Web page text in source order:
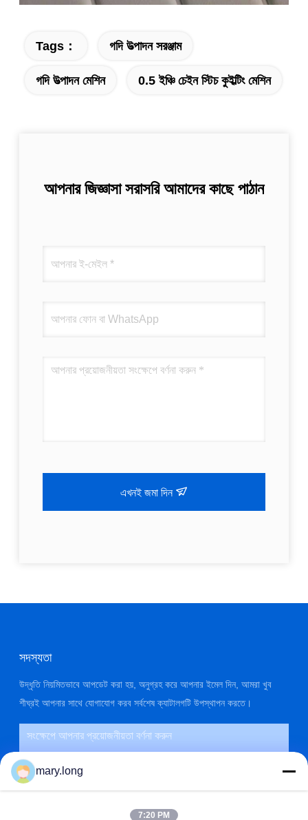
Tags： গদি উত্পাদন সরঞ্জাম
গদি উত্পাদন মেশিন 0.5 ইঞ্চি চেইন স্টিচ কুইল্টিং মেশিন
আপনার জিজ্ঞাসা সরাসরি আমাদের কাছে পাঠান
এখনই জমা দিন
সদস্যতা
উদ্ধৃতি নিয়মিতভাবে আপডেট করা হয়, অনুগ্রহ করে আপনার ইমেল দিন, আমরা খুব
শীঘ্রই আপনার সাথে যোগাযোগ করব সর্বশেষ ক্যাটালগটি উপস্থাপন করতে।
mary.long
7:20 PM